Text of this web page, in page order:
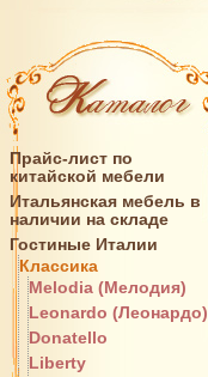
Прайс-лист по
китайской мебели
Итальянская мебель в
наличии на складе
Гостиные Италии
Классика
Melodia (Мелодия)
Leonardo (Леонардо)
Donatello
Liberty